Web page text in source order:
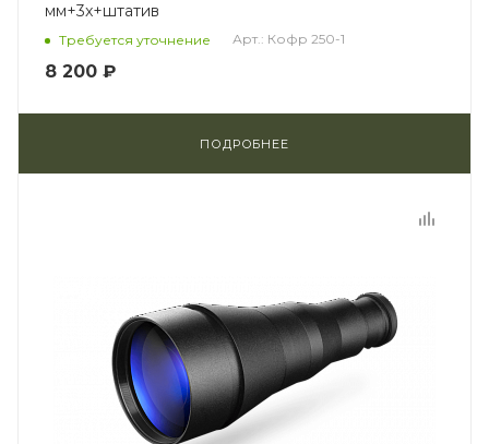
мм+3x+штатив
Требуется уточнение Арт.: Кофр 250-1
8 200 ₽
ПОДРОБНЕЕ